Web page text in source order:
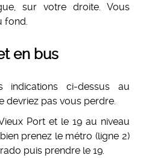
sur votre droite. Vous
fond.
en bus
indications ci-dessus au
devriez pas vous perdre.
Port et le 19 au niveau
prenez le métro (ligne 2)
puis prendre le 19.